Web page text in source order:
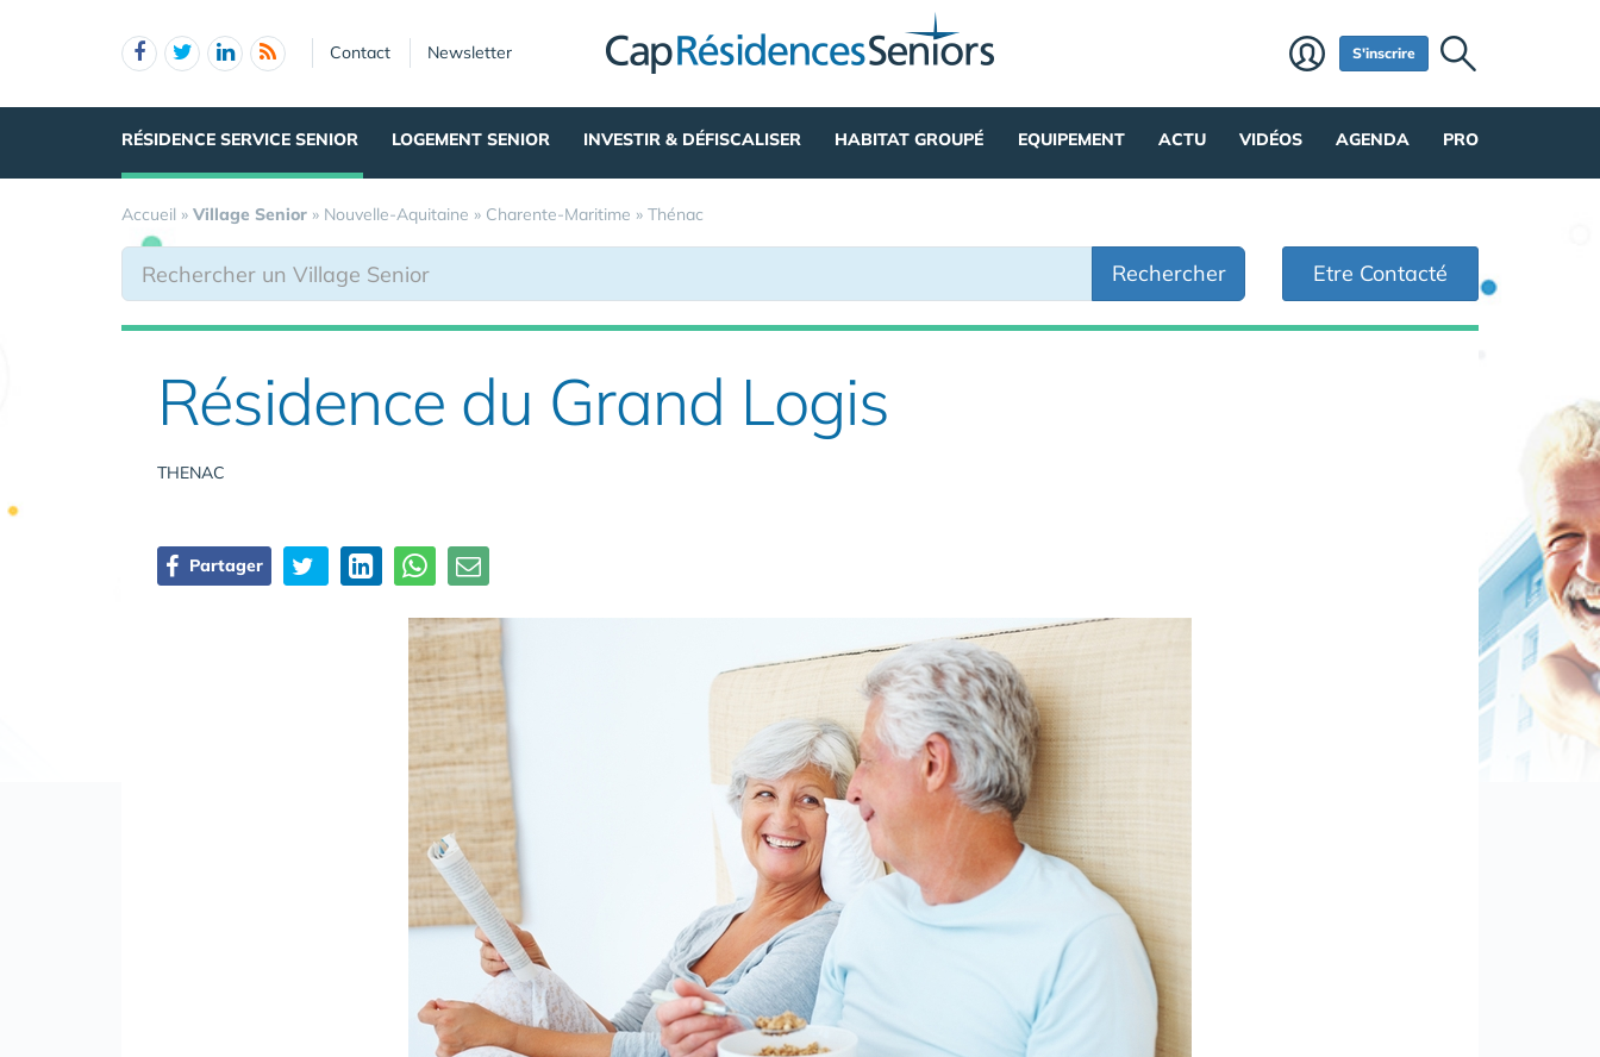
Contact Newsletter S'inscrire
RÉSIDENCE SERVICE SENIOR LOGEMENT SENIOR INVESTIR & DÉFISCALISER HABITAT GROUPÉ EQUIPEMENT ACTU VIDÉOS AGENDA PRO
Accueil » Village Senior » Nouvelle-Aquitaine » Charente-Maritime » Thénac
Rechercher Etre Contacté
Résidence du Grand Logis
THENAC
Partager